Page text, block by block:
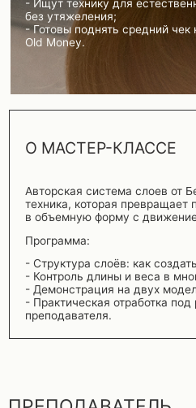
О МАСТЕР-КЛАССЕ
Авторская система слоев от Бека
техника, которая превращает
в объемную форму с движением.
- Демонстрация на двух моделях с
- Практическая отработка под
ПРЕПОДАВАТЕЛЬ
БЕК МИРЗАБОЕВ